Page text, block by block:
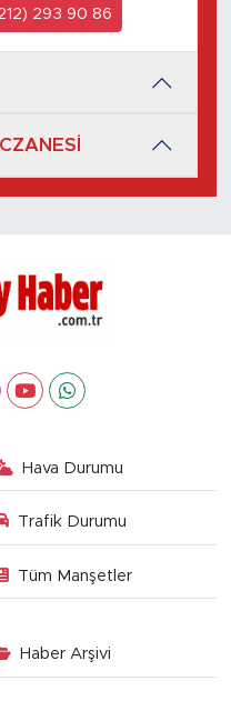
293 90 86
Hava Durumu
Trafik Durumu
Tüm Manşetler
Haber Arşivi